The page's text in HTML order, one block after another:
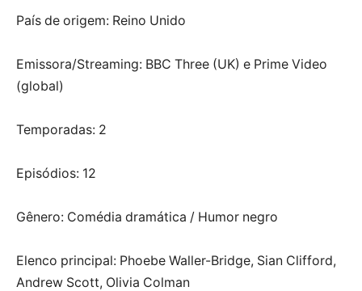
País de origem: Reino Unido
Emissora/Streaming: BBC Three (UK) e Prime Video
(global)
Temporadas: 2
Episódios: 12
Gênero: Comédia dramática / Humor negro
Elenco principal: Phoebe Waller-Bridge, Sian Clifford,
Andrew Scott, Olivia Colman